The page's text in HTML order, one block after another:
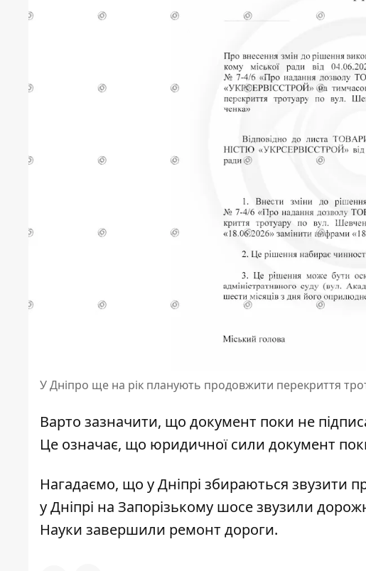
У Дніпро ще на рік планують продовжити перекриття
Варто зазначити, що документ поки не
Це означає, що юридичної сили документ
Нагадаємо, що у Дніпрі збираються звузити
у Дніпрі на Запорізькому шосе звузили
Науки завершили ремонт дороги.